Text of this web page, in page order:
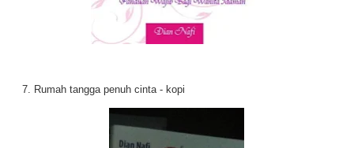
7. Rumah tangga penuh cinta - kopi